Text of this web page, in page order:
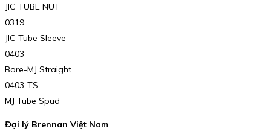
JIC TUBE NUT
0319
JIC Tube Sleeve
0403
Bore-MJ Straight
0403-TS
MJ Tube Spud
Đại lý Brennan Việt Nam